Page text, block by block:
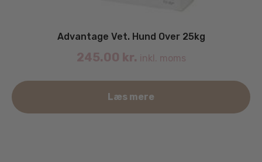
Advantage Vet. Hund Over 25kg
245.00 kr. inkl. moms
Læs mere